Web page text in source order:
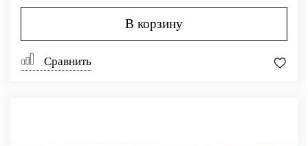
В корзину
Сравнить